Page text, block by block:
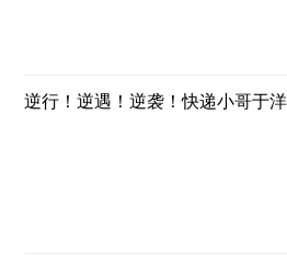
逆行！逆遇！逆袭！快递小哥于